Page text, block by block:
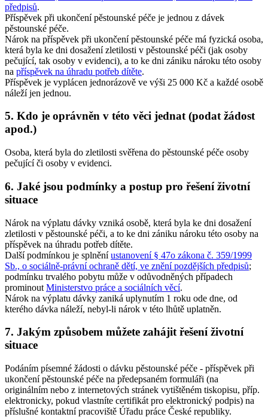
předpisů.
Příspěvek při ukončení pěstounské péče je jednou z dávek
pěstounské péče.
Nárok na příspěvek při ukončení pěstounské péče má fyzická osoba,
která byla ke dni dosažení zletilosti v pěstounské péči (jak osoby
pečující, tak osoby v evidenci), a to ke dni zániku nároku této osoby
na příspěvek na úhradu potřeb dítěte.
Příspěvek je vyplácen jednorázově ve výši 25 000 Kč a každé osobě
náleží jen jednou.
5. Kdo je oprávněn v této věci jednat (podat žádost
apod.)
Osoba, která byla do zletilosti svěřena do pěstounské péče osoby
pečující či osoby v evidenci.
6. Jaké jsou podmínky a postup pro řešení životní
situace
Nárok na výplatu dávky vzniká osobě, která byla ke dni dosažení
zletilosti v pěstounské péči, a to ke dni zániku nároku této osoby na
příspěvek na úhradu potřeb dítěte.
Další podmínkou je splněníustanovení § 47o zákona č. 359/1999
Sb., o sociálně-právní ochraně dětí, ve znění pozdějších předpisů;
podmínku trvalého pobytu může v odůvodněných případech
prominout Ministerstvo práce a sociálních věcí.
Nárok na výplatu dávky zaniká uplynutím 1 roku ode dne, od
kterého dávka náleží, nebyl-li nárok v této lhůtě uplatněn.
7. Jakým způsobem můžete zahájit řešení životní
situace
Podáním písemné žádosti o dávku pěstounské péče - příspěvek při
ukončení pěstounské péče na předepsaném formuláři (na
originálním nebo z internetových stránek vytištěném tiskopisu, příp.
elektronicky, pokud vlastníte certifikát pro elektronický podpis) na
příslušné kontaktní pracoviště Úřadu práce České republiky.